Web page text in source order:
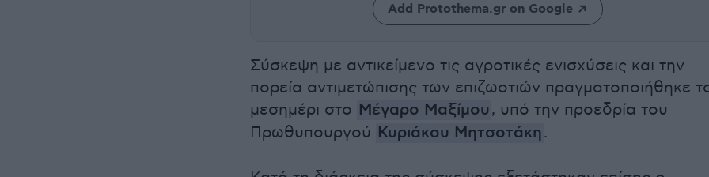
Add Protothema.gr on Google
Σύσκεψη με αντικείμενο τις αγροτικές ενισχύσεις και την
πορεία αντιμετώπισης των επιζωοτιών πραγματοποιήθηκε
μεσημέρι στο Μέγαρο Μαξίμου, υπό την προεδρία του
Πρωθυπουργού Κυριάκου Μητσοτάκη.